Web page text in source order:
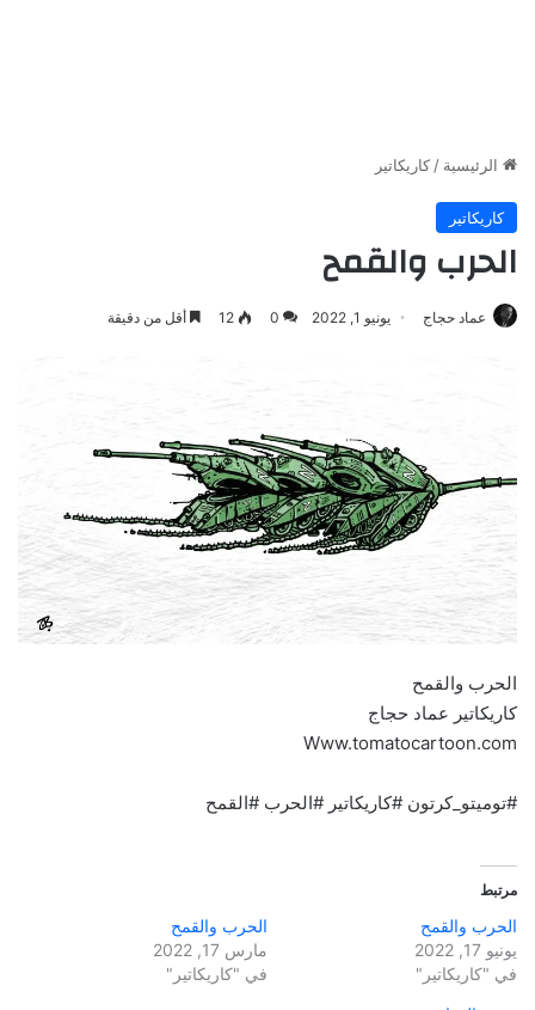
الرئيسية / كاريكاتير
كاريكاتير
الحرب والقمح
عماد حجاج يونيو 1, 2022 0
12 أقل من دقيقة
الحرب والقمح
كاريكاتير عماد حجاج
Www.tomatocartoon.com
#توميتو_كرتون #كاريكاتير #الحرب #القمح
مرتبط
الحرب والقمح
يونيو 17, 2022
في "كاريكاتير"
الحرب والقمح
مارس 17, 2022
في "كاريكاتير"